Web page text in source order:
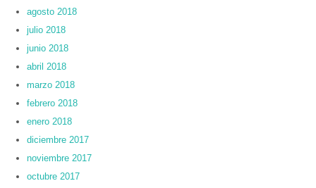
agosto 2018
julio 2018
junio 2018
abril 2018
marzo 2018
febrero 2018
enero 2018
diciembre 2017
noviembre 2017
octubre 2017